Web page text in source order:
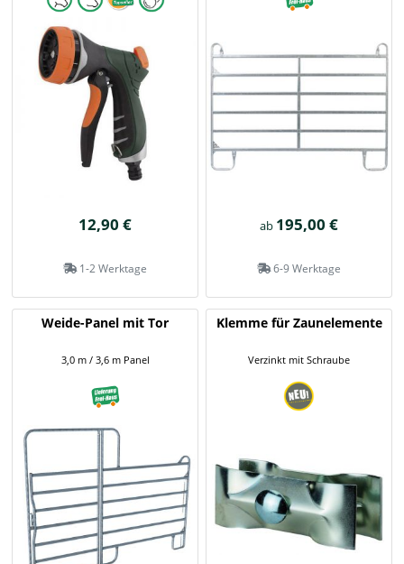
12,90 €
1-2 Werktage
ab 195,00 €
6-9 Werktage
Weide-Panel mit Tor
3,0 m / 3,6 m Panel
Klemme für Zaunelemente
Verzinkt mit Schraube